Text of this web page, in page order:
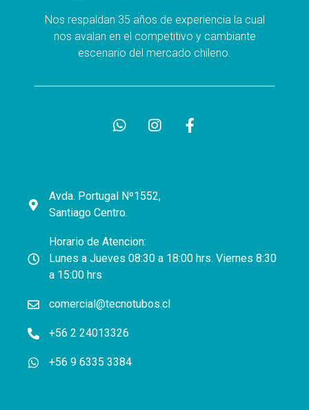
Nos respaldan 35 años de experiencia la cual
nos avalan en el competitivo y cambiante
escenario del mercado chileno.
Avda. Portugal Nº1552,
Santiago Centro.
Horario de Atencion:
Lunes a Jueves 08:30 a 18:00 hrs. Viernes 8:30
a 15:00 hrs
comercial@tecnotubos.cl
+56 2 24013326
+56 9 6335 3384